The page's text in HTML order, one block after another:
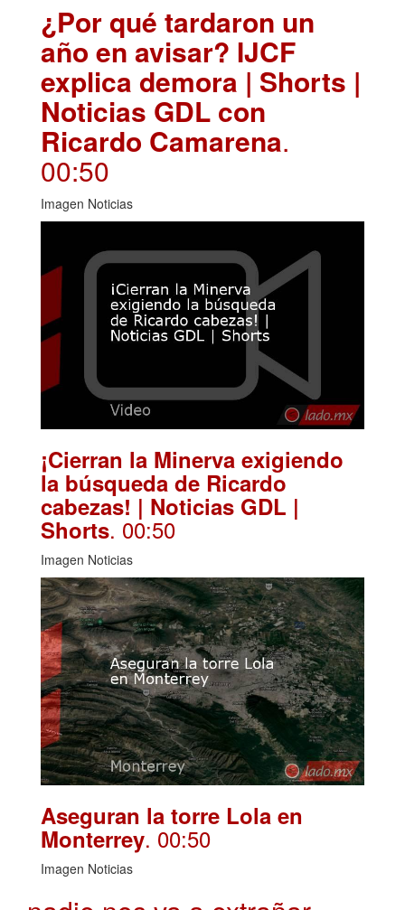
¿Por qué tardaron un
año en avisar? IJCF
explica demora | Shorts |
Noticias GDL con
Ricardo Camarena.
00:50
Imagen Noticias
¡Cierran la Minerva exigiendo
la búsqueda de Ricardo
cabezas! | Noticias GDL |
Shorts. 00:50
Imagen Noticias
Aseguran la torre Lola en
Monterrey. 00:50
Imagen Noticias